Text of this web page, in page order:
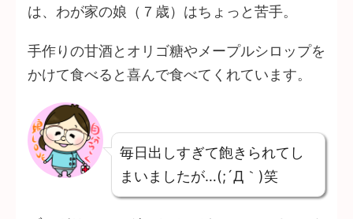
は、わが家の娘（７歳）はちょっと苦手。
手作りの甘酒とオリゴ糖やメープルシロップを
かけて食べると喜んで食べてくれています。
毎日出しすぎて飽きられてし
まいましたが…(;´Д｀)笑